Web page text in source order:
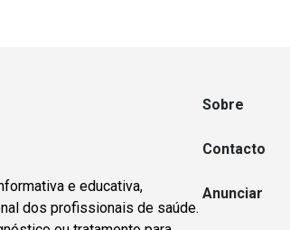
e educativa,
dos profissionais de saúde.
Sobre
Contacto
Anunciar